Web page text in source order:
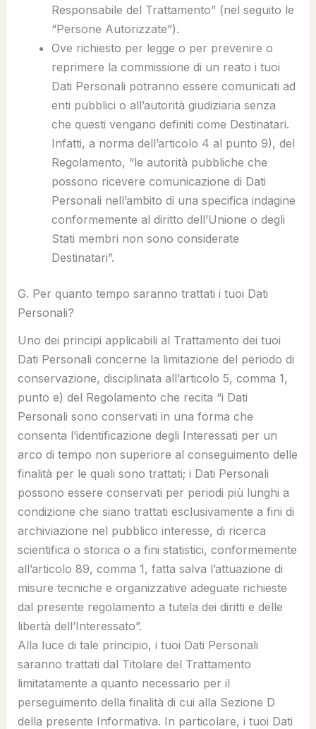
Responsabile del Trattamento” (nel seguito le
“Persone Autorizzate”).
Ove richiesto per legge o per prevenire o
reprimere la commissione di un reato i tuoi
Dati Personali potranno essere comunicati ad
enti pubblici o all’autorità giudiziaria senza
che questi vengano definiti come Destinatari.
Infatti, a norma dell’articolo 4 al punto 9), del
Regolamento, “le autorità pubbliche che
possono ricevere comunicazione di Dati
Personali nell’ambito di una specifica indagine
conformemente al diritto dell’Unione o degli
Stati membri non sono considerate
Destinatari”.
G. Per quanto tempo saranno trattati i tuoi Dati
Personali?
Uno dei principi applicabili al Trattamento dei tuoi
Dati Personali concerne la limitazione del periodo di
conservazione, disciplinata all’articolo 5, comma 1,
punto e) del Regolamento che recita “i Dati
Personali sono conservati in una forma che
consenta l’identificazione degli Interessati per un
arco di tempo non superiore al conseguimento delle
finalità per le quali sono trattati; i Dati Personali
possono essere conservati per periodi più lunghi a
condizione che siano trattati esclusivamente a fini di
archiviazione nel pubblico interesse, di ricerca
scientifica o storica o a fini statistici, conformemente
all’articolo 89, comma 1, fatta salva l’attuazione di
misure tecniche e organizzative adeguate richieste
dal presente regolamento a tutela dei diritti e delle
libertà dell’Interessato”.
Alla luce di tale principio, i tuoi Dati Personali
saranno trattati dal Titolare del Trattamento
limitatamente a quanto necessario per il
perseguimento della finalità di cui alla Sezione D
della presente Informativa. In particolare, i tuoi Dati